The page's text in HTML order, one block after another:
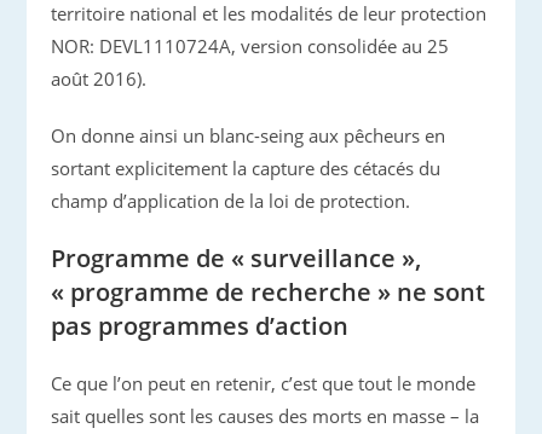
territoire national et les modalités de leur protection
NOR: DEVL1110724A, version consolidée au 25
août 2016).
On donne ainsi un blanc-seing aux pêcheurs en
sortant explicitement la capture des cétacés du
champ d’application de la loi de protection.
Programme de « surveillance »,
« programme de recherche » ne sont
pas programmes d’action
Ce que l’on peut en retenir, c’est que tout le monde
sait quelles sont les causes des morts en masse – la